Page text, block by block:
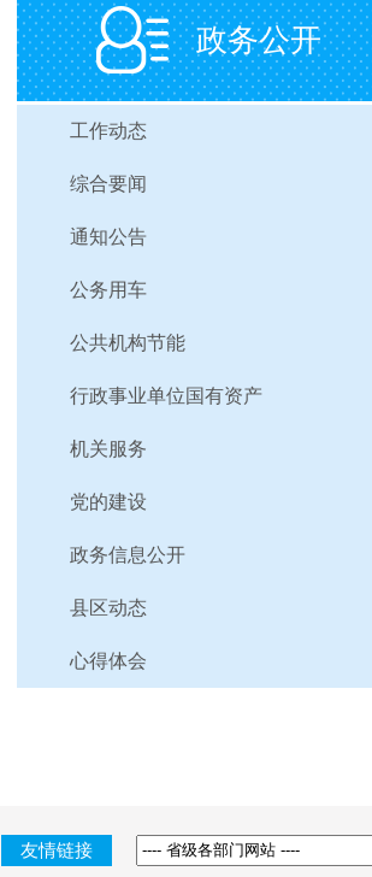
政务公开
工作动态
综合要闻
通知公告
公务用车
公共机构节能
行政事业单位国有资产
机关服务
党的建设
政务信息公开
县区动态
心得体会
友情链接